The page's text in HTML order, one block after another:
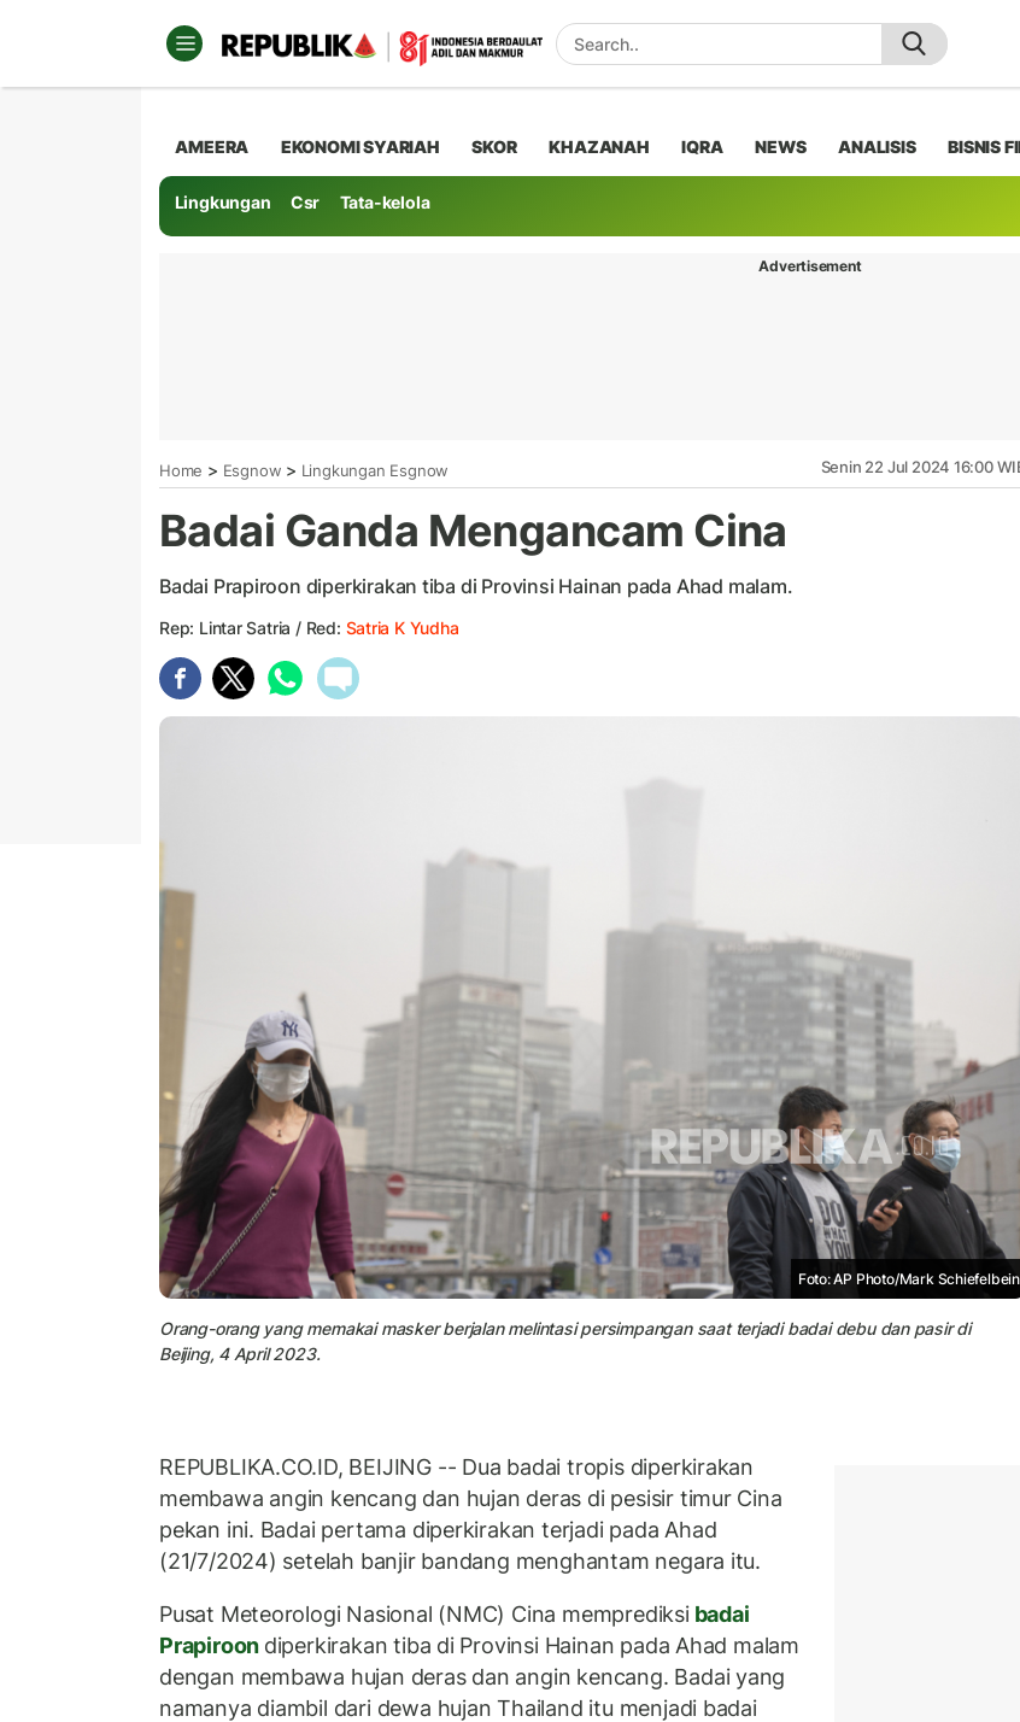
AMEERA EKONOMI SYARIAH SKOR KHAZANAH IQRA NEWS ANALISIS BISNIS
Lingkungan Csr Tata-kelola
Advertisement
Home > Esgnow > Lingkungan Esgnow Senin 22 Jul 2024 16:00
Badai Ganda Mengancam Cina
Badai Prapiroon diperkirakan tiba di Provinsi Hainan pada Ahad malam.
Rep: Lintar Satria / Red: Satria K Yudha
Foto: AP Photo/Mark Schiefelbein
Orang-orang yang memakai masker berjalan melintasi persimpangan saat terjadi badai debu dan pasir di
Beijing, 4 April 2023.
REPUBLIKA.CO.ID, BEIJING -- Dua badai tropis diperkirakan
membawa angin kencang dan hujan deras di pesisir timur Cina
pekan ini. Badai pertama diperkirakan terjadi pada Ahad
(21/7/2024) setelah banjir bandang menghantam negara itu.
Pusat Meteorologi Nasional (NMC) Cina memprediksibadai
Prapiroon diperkirakan tiba di Provinsi Hainan pada Ahad malam
dengan membawa hujan deras dan angin kencang. Badai yang
namanya diambil dari dewa hujan Thailand itu menjadi badai